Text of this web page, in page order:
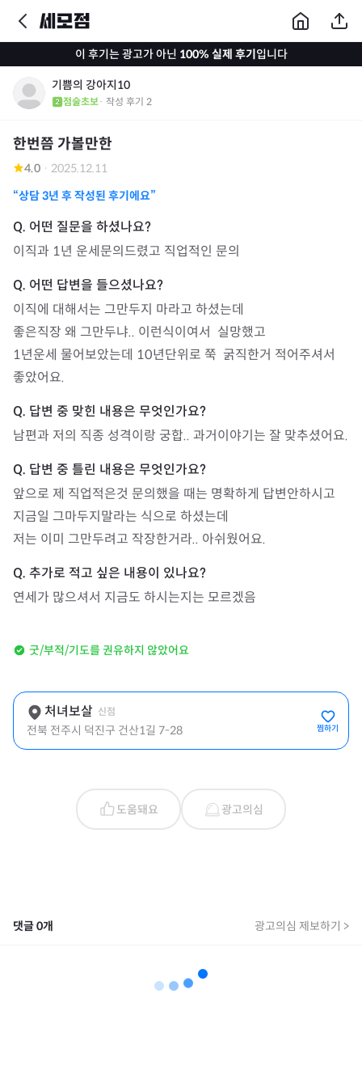
이 후기는 광고가 아닌 100% 실제 후기입니다
기쁨의 강아지10
점술초보· 작성 후기 2
한번쯤 가볼만한
4.0 · 2025.12.11
“상담3년 후 작성된 후기에요”
이직과 1년 운세문의드렸고 직업적인 문의
이직에 대해서는 그만두지 마라고 하셨는데
좋은직장 왜 그만두냐.. 이런식이여서  실망했고
1년운세 물어보았는데 10년단위로 쭉  굵직한거 적어주셔서
좋았어요.
앞으로 제 직업적은것 문의했을 때는 명확하게 답변안하시고
지금일 그마두지말라는 식으로 하셨는데
저는 이미 그만두려고 작장한거라.. 아쉬웠어요.
연세가 많으셔서 지금도 하시는지는 모르겠음
굿/부적/기도를 권유하지 않았어요
처녀보살 신점
전북 전주시 덕진구 건산1길 7-28 찜하기
도움돼요 광고의심
댓글0개 광고의심 제보하기 >